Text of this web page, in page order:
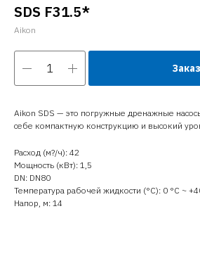
SDS F31.5*
Aikon
Aikon SDS — это погружные дренажные
себе компактную конструкцию и высокий
Расход (м?/ч): 42
Мощность (кВт): 1,5
DN: DN80
Температура рабочей жидкости (°C): 0 °С ~
Напор, м: 14